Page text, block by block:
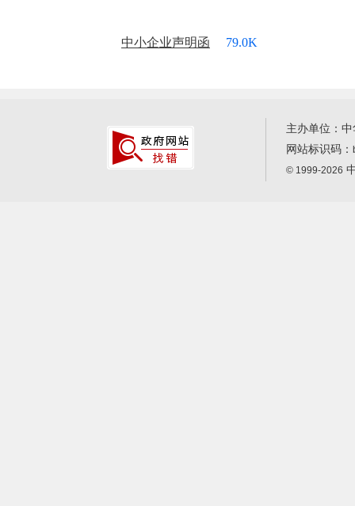
中小企业声明函 79.0K
主办单位：
网站标识码：
© 1999-2026